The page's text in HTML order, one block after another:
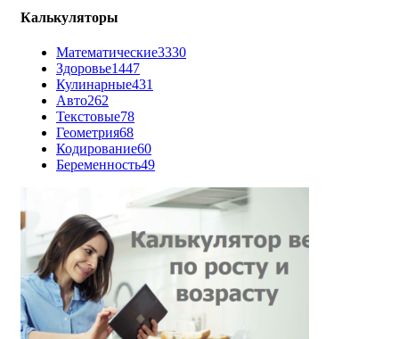
Калькуляторы
Математические3330
Здоровье1447
Кулинарные431
Авто262
Текстовые78
Геометрия68
Кодирование60
Беременность49